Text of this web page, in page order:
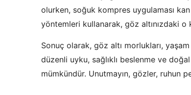
olurken, soğuk kompres uygulaması
yöntemleri kullanarak, göz altınızdaki
Sonuç olarak, göz altı morlukları,
düzenli uyku, sağlıklı beslenme ve
mümkündür. Unutmayın, gözler, ruhun